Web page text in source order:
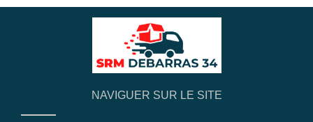
NAVIGUER SUR LE SITE